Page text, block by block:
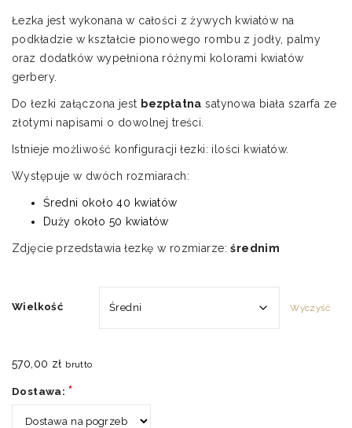
570,00 zł
Łezka jest wykonana w całości z żywych kwiatów na
podkładzie w kształcie pionowego rombu z jodły, palmy
oraz dodatków wypełniona różnymi kolorami kwiatów
gerbery.
Do łezki załączona jest bezpłatna satynowa biała szarfa ze
złotymi napisami o dowolnej treści.
Istnieje możliwość konfiguracji łezki: ilości kwiatów.
Występuje w dwóch rozmiarach:
Średni około 40 kwiatów
Duży około 50 kwiatów
Zdjęcie przedstawia łezkę w rozmiarze:średnim
Wielkość Wyczyść
570,00 zł brutto
Dostawa: *